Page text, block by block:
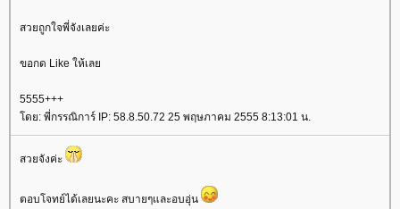
สวยถูกใจพี่จังเลยค่ะ
ขอกด Like ให้เล
5555+++
ดย: พี่กรรณิการ์ IP: 58.8.50.72 25 พฤษภาคม 2555 8:13:01 น.
สวยจังค่ะ
ตอบโจทย์ได้เลยนะคะ สบายๆและอบอุ่น